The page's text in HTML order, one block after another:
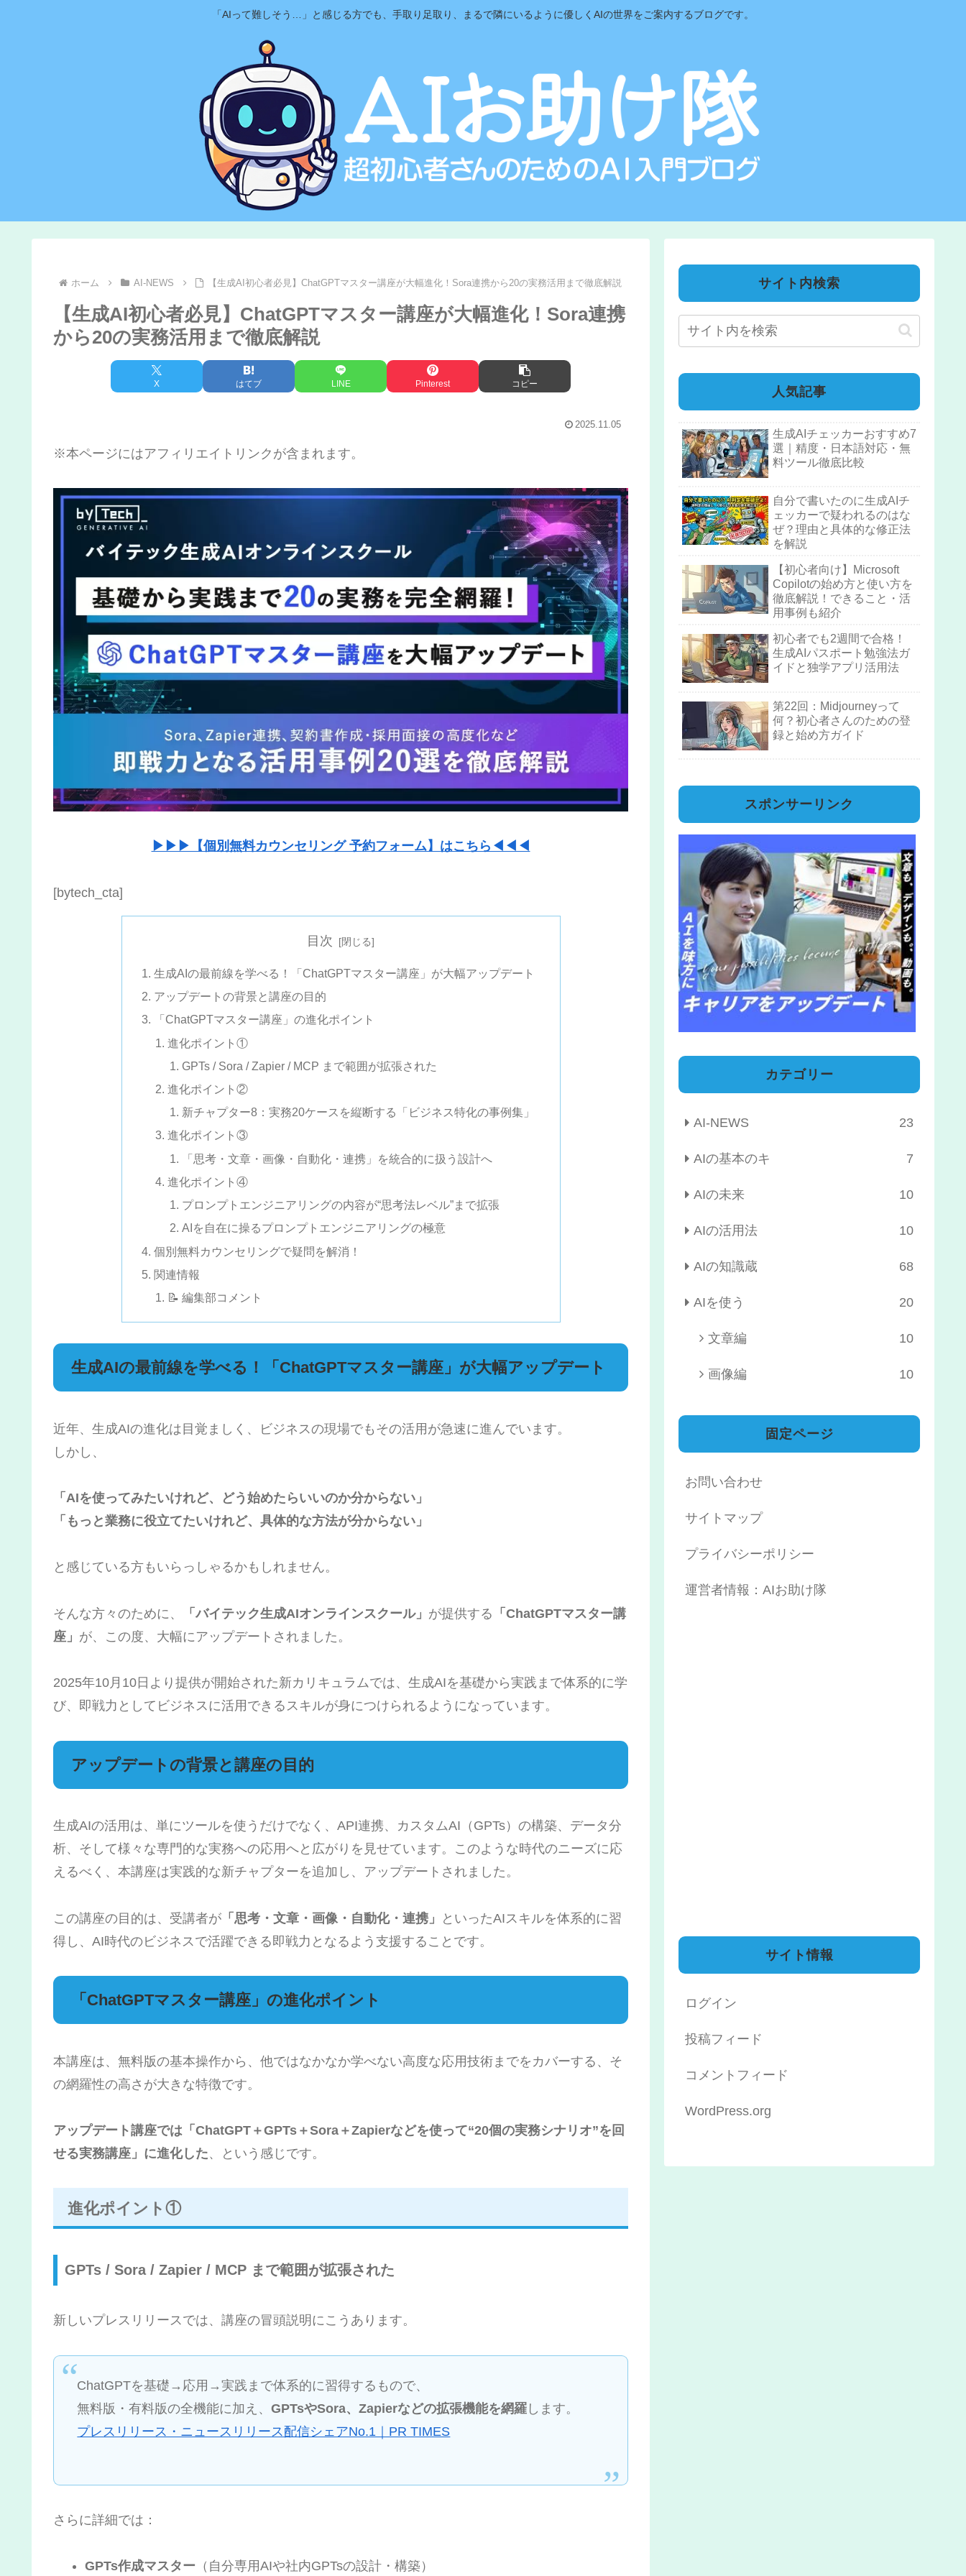
「AIって難しそう…」と感じる方でも、手取り足取り、まるで隣にいるように優しくAIの世界をご案内するブログです。
ホーム AI-NEWS 【生成AI初心者必見】ChatGPTマスター講座が大幅進化！Sora連携から20の実務活用まで徹底解説
【生成AI初心者必見】ChatGPTマスター講座が大幅進化！Sora連携
から20の実務活用まで徹底解説
X はてブ LINE Pinterest コピー
2025.11.05
※本ページにはアフィリエイトリンクが含まれます。
▶▶▶【個別無料カウンセリング 予約フォーム】はこちら◀◀◀
[bytech_cta]
目次
生成AIの最前線を学べる！「ChatGPTマスター講座」が大幅アップデート
アップデートの背景と講座の目的
「ChatGPTマスター講座」の進化ポイント
進化ポイント①
GPTs / Sora / Zapier / MCP まで範囲が拡張された
進化ポイント②
新チャプター8：実務20ケースを縦断する「ビジネス特化の事例集」
進化ポイント③
「思考・文章・画像・自動化・連携」を統合的に扱う設計へ
進化ポイント④
プロンプトエンジニアリングの内容が“思考法レベル”まで拡張
AIを自在に操るプロンプトエンジニアリングの極意
個別無料カウンセリングで疑問を解消！
関連情報
📝 編集部コメント
生成AIの最前線を学べる！「ChatGPTマスター講座」が大幅アップデート
近年、生成AIの進化は目覚ましく、ビジネスの現場でもその活用が急速に進んでいます。
しかし、
「AIを使ってみたいけれど、どう始めたらいいのか分からない」
「もっと業務に役立てたいけれど、具体的な方法が分からない」
と感じている方もいらっしゃるかもしれません。
そんな方々のために、 「バイテック生成AIオンラインスクール」 が提供する 「ChatGPTマスター講
座」 が、この度、大幅にアップデートされました。
2025年10月10日より提供が開始された新カリキュラムでは、生成AIを基礎から実践まで体系的に学
び、即戦力としてビジネスに活用できるスキルが身につけられるようになっています。
アップデートの背景と講座の目的
生成AIの活用は、単にツールを使うだけでなく、API連携、カスタムAI（GPTs）の構築、データ分
析、そして様々な専門的な実務への応用へと広がりを見せています。このような時代のニーズに応
えるべく、本講座は実践的な新チャプターを追加し、アップデートされました。
この講座の目的は、受講者が 「思考・文章・画像・自動化・連携」
といったAIスキルを体系的に習
得し、AI時代のビジネスで活躍できる即戦力となるよう支援することです。
「ChatGPTマスター講座」の進化ポイント
本講座は、無料版の基本操作から、他ではなかなか学べない高度な応用技術までをカバーする、そ
の網羅性の高さが大きな特徴です。
アップデート講座では「ChatGPT＋GPTs＋Sora＋Zapierなどを使って“20個の実務シナリオ”を回
せる実務講座」に進化した、という感じです。
進化ポイント①
GPTs / Sora / Zapier / MCP まで範囲が拡張された
新しいプレスリリースでは、講座の冒頭説明にこうあります。
ChatGPTを基礎→応用→実践まで体系的に習得するもので、
無料版・有料版の全機能に加え、GPTsやSora、Zapierなどの拡張機能を網羅 します。
プレスリリース・ニュースリリース配信シェアNo.1｜PR TIMES
さらに詳細では：
GPTs作成マスター （自分専用AIや社内GPTsの設計・構築）
サイト内検索
人気記事
生成AIチェッカーおすすめ7
選｜精度・日本語対応・無
料ツール徹底比較
自分で書いたのに生成AIチ
ェッカーで疑われるのはな
ぜ？理由と具体的な修正法
を解説
【初心者向け】Microsoft
Copilotの始め方と使い方を
徹底解説！できること・活
用事例も紹介
初心者でも2週間で合格！
生成AIパスポート勉強法ガ
イドと独学アプリ活用法
第22回：Midjourneyって
何？初心者さんのための登
録と始め方ガイド
スポンサーリンク
カテゴリー
AI-NEWS 23
AIの基本のキ 7
AIの未来 10
AIの活用法 10
AIの知識蔵 68
AIを使う 20
文章編 10
画像編 10
固定ページ
お問い合わせ
サイトマップ
プライバシーポリシー
運営者情報：AIお助け隊
サイト情報
ログイン
投稿フィード
コメントフィード
WordPress.org